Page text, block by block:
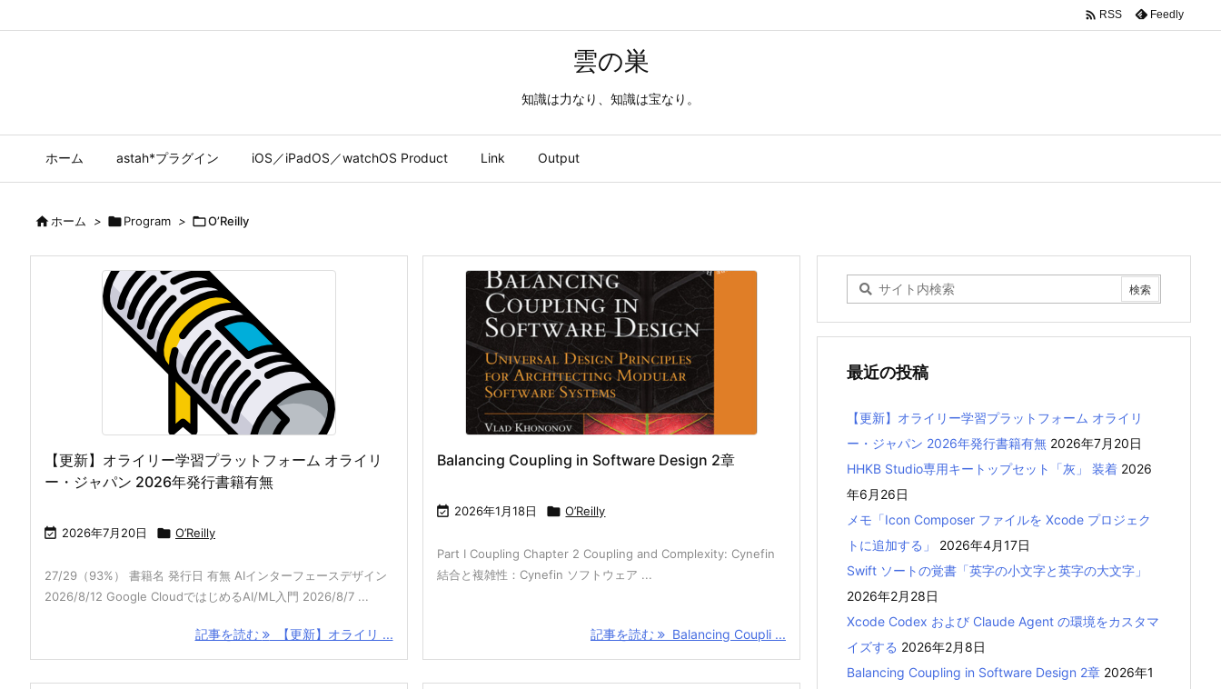
雲の巣
知識は力なり、知識は宝なり。
ホーム astah*プラグイン iOS／iPadOS／watchOS Product Link Output
 RSS Feedly
ホーム > Program > O’Reilly
【更新】オライリー学習プラットフォーム オライリ
ー・ジャパン 2026年発行書籍有無
 2026年7月20日  O’Reilly
27/29（93%） 書籍名 発行日 有無 AIインターフェースデザイン
2026/8/12 Google CloudではじめるAI/ML入門 2026/8/7 ...
記事を読む 【更新】オライリ ...
Balancing Coupling in Software Design 2章
 2026年1月18日  O’Reilly
Part I Coupling Chapter 2 Coupling and Complexity: Cynefin
結合と複雑性：Cynefin ソフトウェア ...
記事を読む Balancing Coupli ...
最近の投稿
【更新】オライリー学習プラットフォーム オライリ
ー・ジャパン 2026年発行書籍有無 2026年7月20日
HHKB Studio専用キートップセット「灰」 装着 2026
年6月26日
メモ「Icon Composer ファイルを Xcode プロジェク
トに追加する」
2026年4月17日
Swift ソートの覚書「英字の小文字と英字の大文字」
2026年2月28日
Xcode Codex および Claude Agent の環境をカスタマ
イズする 2026年2月8日
Balancing Coupling in Software Design 2章 2026年1